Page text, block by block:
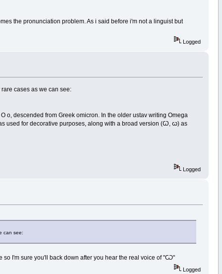
the pronunciation problem. As i said before i'm not a linguist but
Logged
cases as we can see:
о, descended from Greek omicron. In the older ustav writing Omega
used for decorative purposes, along with a broad version (Ꙍ, ꙍ) as
Logged
can see:
so I'm sure you'll back down after you hear the real voice of "Ѡ"
Logged